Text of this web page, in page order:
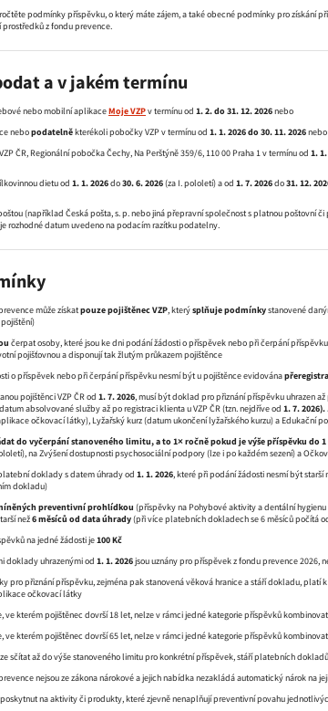
podmínky příspěvku, o který máte zájem, a také obecné podmínky pro získání
prostředků z fondu prevence.
a v jakém termínu
nebo mobilní aplikaceMoje VZPv termínu od 1. 2. do 31. 12. 2026nebo
nebopodatelněkterékoli pobočky VZP v termínu od 1. 1. 2026 do 30. 11. 2026nebo
ČR, Regionální pobočka Čechy, Na Perštýně 359/6, 110 00 Praha 1 v termínu od 1.
dietu od 1. 1. 2026do30. 6. 2026(za I. pololetí) a od 1. 7. 2026do31. 12.
(například Česká pošta, s. p. nebo jiná přepravní společnost s platnou
rozhodné datum uvedeno na podacím razítku podatelny.
může získatpouze pojištěnec VZP, kterýsplňuje podmínkystanovené
čerpat osoby, které jsou ke dni podání žádosti o příspěvek nebo při čerpání
pojišťovnou a disponují tak žlutým průkazem pojištěnce
o příspěvek nebo při čerpání příspěvku nesmí být u pojištěnce evidována
pojištěnci VZP ČR od 1. 7. 2026, musí být doklad pro přiznání příspěvku uhrazen
absolvované služby až po registraci klienta u VZP ČR (tzn. nejdříve od 1. 7. 2026).
očkovací látky), Lyžařský kurz (datum ukončení lyžařského kurzu) a Edukační
do vyčerpání stanoveného limitu, a to 1× ročně pokud je výše příspěvku do
na Zvýšení dostupnosti psychosociální podpory (lze i po každém sezení) a
dokladys datem úhrady od 1. 1. 2026, které při podání žádosti nesmí být starší
dokladu)
preventivní prohlídkou (příspěvky na Pohybové aktivity a dentální
než6 měsíců od data úhrady(při více platebních dokladech se 6 měsíců počítá
na jedné žádosti je100 Kč
doklady uhrazenými od 1. 1. 2026jsou uznány pro příspěvek z fondu prevence 2026,
pro přiznání příspěvku, zejména pak stanovená věková hranice a stáří dokladu,
očkovací látky
ve kterém pojištěnec dovrší 18 let, nelze v rámci jedné kategorie příspěvků
ve kterém pojištěnec dovrší 65 let, nelze v rámci jedné kategorie příspěvků
sčítat až do výše stanoveného limitu pro konkrétní příspěvek, stáří platebních
nejsou ze zákona nárokové a jejich nabídka nezakládá automatický nárok na
na aktivity či produkty, které zjevně nenaplňují preventivní povahu